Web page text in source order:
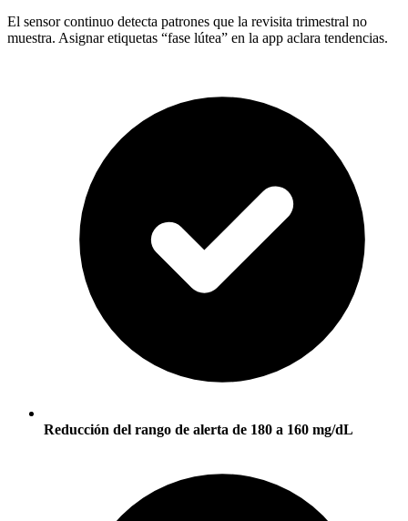
El sensor continuo detecta patrones que la revisita trimestral no
muestra. Asignar etiquetas “fase lútea” en la app aclara tendencias.
Reducción del rango de alerta de 180 a 160 mg/dL